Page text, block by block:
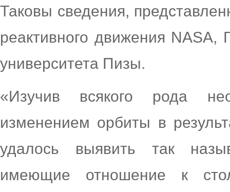
Таковы сведения,
реактивного движения NASA,
университета Пизы.
«Изучив всякого рода
изменением орбиты в
удалось выявить так
имеющие отношение к